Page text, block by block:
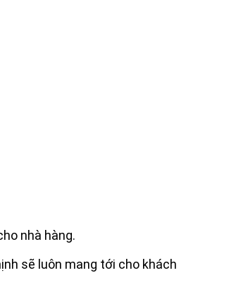
nhà hàng.
sẽ luôn mang tới cho khách